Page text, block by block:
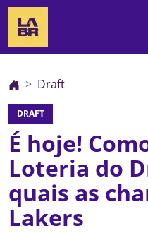
Draft
DRAFT
É hoje!
Loteria do
quais as
Lakers